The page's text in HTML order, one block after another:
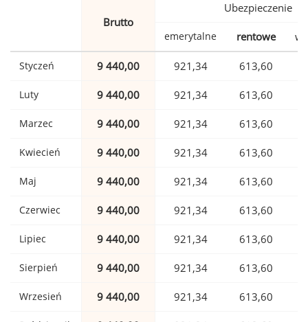
Brutto
Ubezpieczenie
emerytalne rentowe
Styczeń 9 440,00 921,34 613,60
Luty 9 440,00 921,34 613,60
Marzec 9 440,00 921,34 613,60
Kwiecień 9 440,00 921,34 613,60
Maj 9 440,00 921,34 613,60
Czerwiec 9 440,00 921,34 613,60
Lipiec 9 440,00 921,34 613,60
Sierpień 9 440,00 921,34 613,60
Wrzesień 9 440,00 921,34 613,60